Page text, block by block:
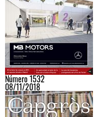
Número 1532
08/11/2018